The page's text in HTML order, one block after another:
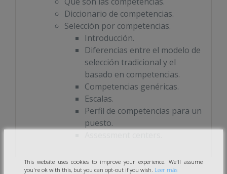
Diccionario de competencias.
Selección por competencias.
Introducción.
Diferencias entre el modelo de
selección tradicional y el
basado en competencias.
Competencias genéricas.
Escalas.
Perfil de competencias para un
puesto.
This website uses cookies to improve your experience. We'll assume
you're ok with this, but you can opt-out if you wish. Leer más